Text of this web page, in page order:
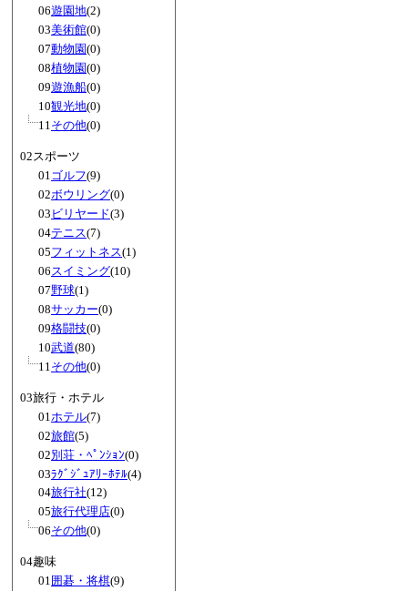
06遊園地(2)
03美術館(0)
07動物園(0)
08植物園(0)
09遊漁船(0)
10観光地(0)
11 その他(0)
02スポーツ
01 ゴルフ(9)
02ボウリング(0)
03 ビリヤード(3)
04テニス(7)
05フィットネス(1)
06 スイミング(10)
07野球(1)
08サッカー(0)
09格闘技(0)
10武道(80)
11 その他(0)
03旅行・ホテル
01 ホテル(7)
02旅館(5)
02別荘・ﾍﾟﾝｼｮﾝ(0)
03ﾗｸﾞｼﾞｭｱﾘｰﾎﾃﾙ(4)
04旅行社(12)
05旅行代理店(0)
06その他(0)
04趣味
01 囲碁・将棋(9)